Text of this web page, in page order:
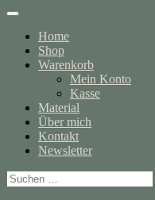
Home
Shop
Warenkorb
Mein Konto
Kasse
Material
Über mich
Kontakt
Newsletter
Suchen
nach: